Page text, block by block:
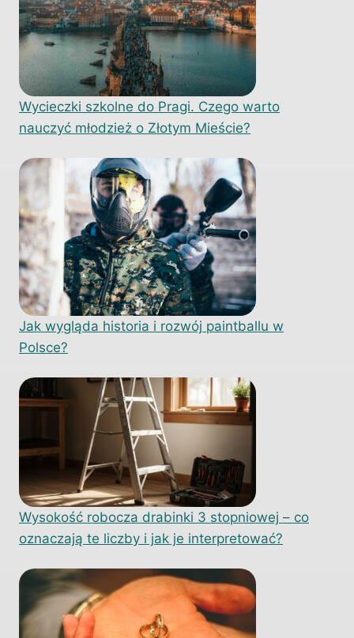
Wycieczki szkolne do Pragi. Czego warto
nauczyć młodzież o Złotym Mieście?
Jak wygląda historia i rozwój paintballu w
Polsce?
Wysokość robocza drabinki 3 stopniowej – co
oznaczają te liczby i jak je interpretować?